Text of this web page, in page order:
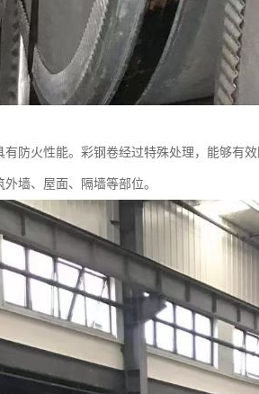
有防火性能。彩钢卷经过特殊处理，能够有
外墙、屋面、隔墙等部位。